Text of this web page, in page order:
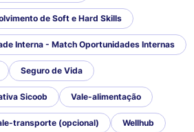
de Soft e Hard Skills
Interna - Match Oportunidades Internas
Seguro de Vida
Sicoob Vale-alimentação
transporte (opcional) Wellhub